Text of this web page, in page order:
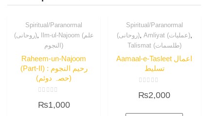
Spiritual/Paranormal
(روحانی), Ilm-ul-Najoom (علم
النجوم)
Raheem-un-Najoom
(Part-II) : رحیم النجوم
(حصہ دوئم)
0
out
₨1,000
Spiritual/Paranormal
(روحانی), Amliyat (عملیات),
Talismat (طلسمات)
Aamaal-e-Tasleet اعمال
تسلیط
0
out
5
₨2,000